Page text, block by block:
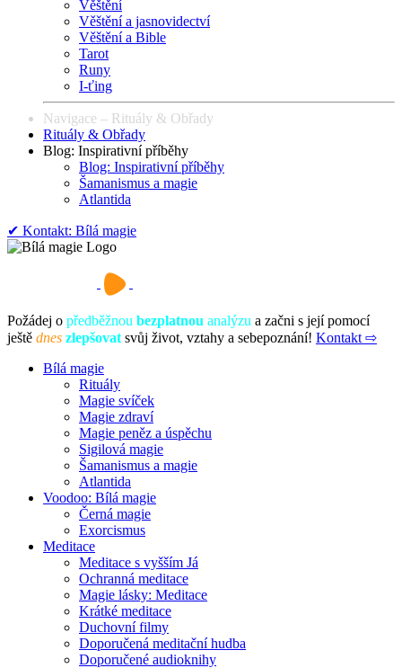
Věštění
Věštění a jasnovidectví
Věštění a Bible
Tarot
Runy
I-ťing
Navigace – Rituály & Obřady
Rituály & Obřady
Blog: Inspirativní příběhy
Blog: Inspirativní příběhy
Šamanismus a magie
Atlantida
✔︎ Kontakt: Bílá magie
Požádej o předběžnou bezplatnou analýzu a začni s její pomocí
ještě dnes zlepšovat svůj život, vztahy a sebepoznání! Kontakt ⇨
Bílá magie
Rituály
Magie svíček
Magie zdraví
Magie peněz a úspěchu
Sigilová magie
Šamanismus a magie
Atlantida
Voodoo: Bílá magie
Černá magie
Exorcismus
Meditace
Meditace s vyšším Já
Ochranná meditace
Magie lásky: Meditace
Krátké meditace
Duchovní filmy
Doporučená meditační hudba
Doporučené audioknihy